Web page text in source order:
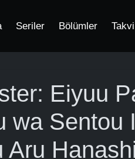
Seriler Bölümler
Eiyuu
wa Sentou
Aru